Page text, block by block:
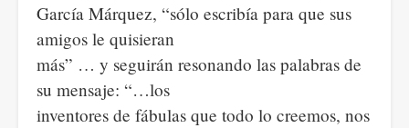
García Márquez, “sólo escribía para que sus
amigos le quisieran
más” … y seguirán resonando las palabras de
su mensaje: “…los
inventores de fábulas que todo lo creemos, nos